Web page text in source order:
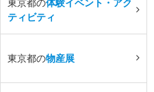
ティビティ
東京都の物産展